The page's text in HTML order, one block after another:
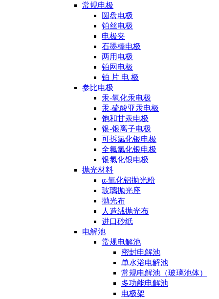
常规电极
圆盘电极
铂丝电极
电极夹
石墨棒电极
两用电极
铂网电极
铂 片 电 极
参比电极
汞-氧化汞电极
汞-硫酸亚汞电极
饱和甘汞电极
银-银离子电极
可拆氯化银电极
全氟氯化银电极
银氯化银电极
抛光材料
α-氧化铝抛光粉
玻璃抛光座
抛光布
人造绒抛光布
进口砂纸
电解池
常规电解池
密封电解池
单水浴电解池
常规电解池（玻璃池体）
多功能电解池
电极架